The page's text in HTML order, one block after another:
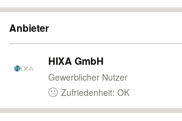
Anbieter
HIXA GmbH
Gewerblicher Nutzer
Zufriedenheit: OK